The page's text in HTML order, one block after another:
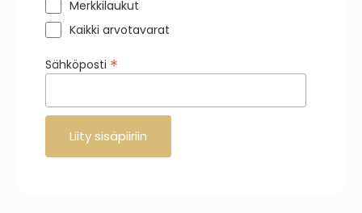
Merkkilaukut
Kaikki arvotavarat
Sähköposti *